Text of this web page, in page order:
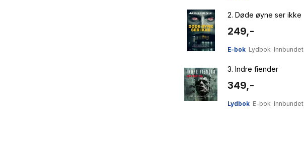
2. Døde øyne ser ikke
249,-
E-bok Lydbok Innbundet
3. Indre fiender
349,-
Lydbok E-bok Innbundet